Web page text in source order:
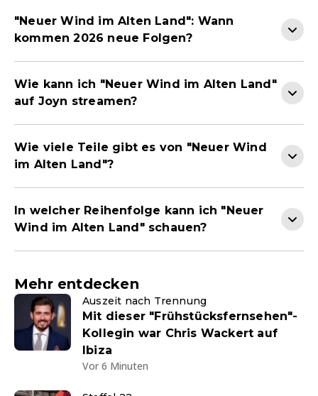
"Neuer Wind im Alten Land": Wann
kommen 2026 neue Folgen?
Wie kann ich "Neuer Wind im Alten Land"
auf Joyn streamen?
Wie viele Teile gibt es von "Neuer Wind
im Alten Land"?
In welcher Reihenfolge kann ich "Neuer
Wind im Alten Land" schauen?
Mehr entdecken
Auszeit nach Trennung
Mit dieser "Frühstücksfernsehen"-
Kollegin war Chris Wackert auf
Ibiza
Vor 6 Minuten